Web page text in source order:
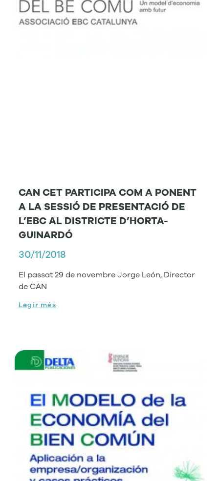
CAN CET PARTICIPA COM A PONENT
A LA SESSIÓ DE PRESENTACIÓ DE
L’EBC AL DISTRICTE D’HORTA-
GUINARDÓ
30/11/2018
El passat 29 de novembre Jorge León, Director
de CAN
Legir més